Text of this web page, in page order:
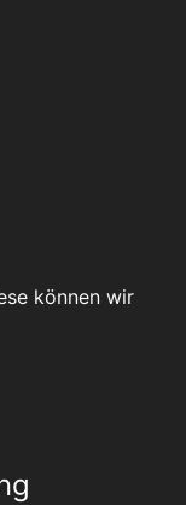
können wir